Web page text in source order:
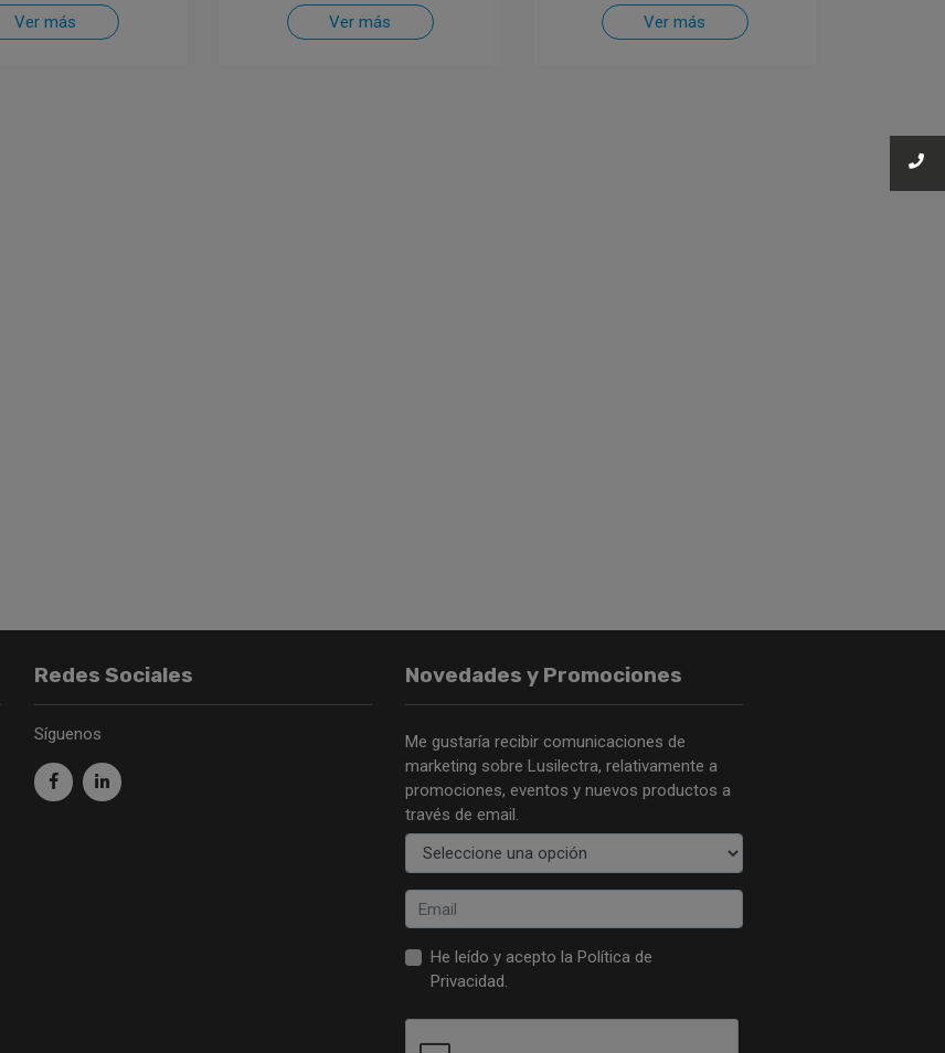
Ver más Ver más Ver más
Redes Sociales
Síguenos
Novedades y Promociones
Me gustaría recibir comunicaciones de
marketing sobre Lusilectra, relativamente a
promociones, eventos y nuevos productos a
través de email.
He leído y acepto la Política de
Privacidad.